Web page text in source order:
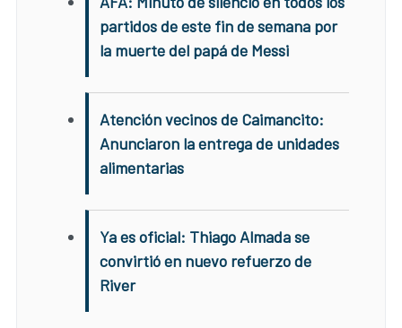
partidos de este fin de semana por
la muerte del papá de Messi
Atención vecinos de Caimancito:
Anunciaron la entrega de unidades
alimentarias
Ya es oficial: Thiago Almada se
convirtió en nuevo refuerzo de
River